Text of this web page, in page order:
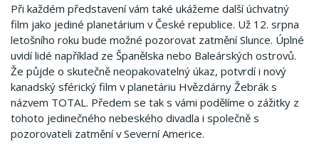
Při každém představení vám také ukážeme další úchvatný
film jako jediné planetárium v České republice. Už 12. srpna
letošního roku bude možné pozorovat zatmění Slunce. Úplné
uvidí lidé například ze Španělska nebo Baleárských ostrovů.
Že půjde o skutečně neopakovatelný úkaz, potvrdí i nový
kanadský sférický film v planetáriu Hvězdárny Žebrák s
názvem TOTAL. Předem se tak s vámi podělíme o zážitky z
tohoto jedinečného nebeského divadla i společně s
pozorovateli zatmění v Severní Americe.